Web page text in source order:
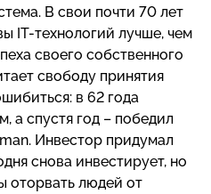
В свои почти 70 лет
IT-технологий лучше, чем
своего собственного
свободу принятия
в 62 года
а спустя год – победил
Инвестор придумал
снова инвестирует, но
оторвать людей от